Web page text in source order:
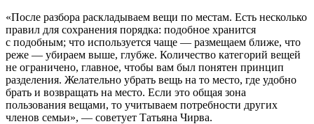
«После разбора раскладываем вещи по местам. Есть несколько
правил для сохранения порядка: подобное хранится
с подобным; что используется чаще — размещаем ближе, что
реже — убираем выше, глубже. Количество категорий вещей
не ограничено, главное, чтобы вам был понятен принцип
разделения. Желательно убрать вещь на то место, где удобно
брать и возвращать на место. Если это общая зона
пользования вещами, то учитываем потребности других
членов семьи», — советует Татьяна Чирва.